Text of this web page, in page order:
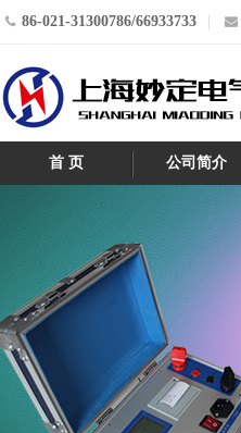
86-021-31300786/66933733
首 页 公司简介